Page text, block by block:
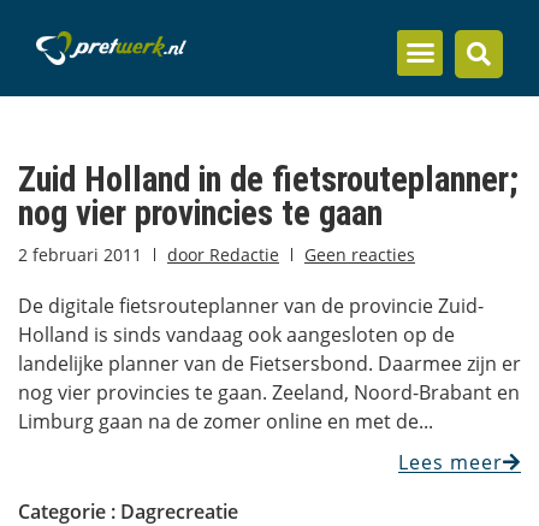
Zuid Holland in de fietsrouteplanner;
nog vier provincies te gaan
2 februari 2011 door Redactie Geen reacties
De digitale fietsrouteplanner van de provincie Zuid-
Holland is sinds vandaag ook aangesloten op de
landelijke planner van de Fietsersbond. Daarmee zijn er
nog vier provincies te gaan. Zeeland, Noord-Brabant en
Limburg gaan na de zomer online en met de...
Lees meer
Categorie : Dagrecreatie